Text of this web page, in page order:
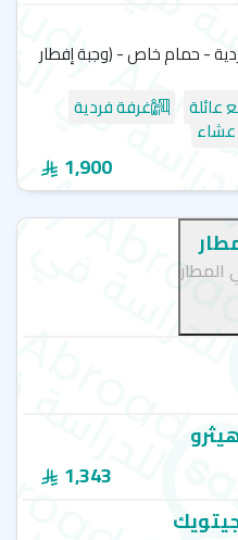
- حمام خاص - (وجبة إفطار
غرفة فردية
1,900
المطار
1,343